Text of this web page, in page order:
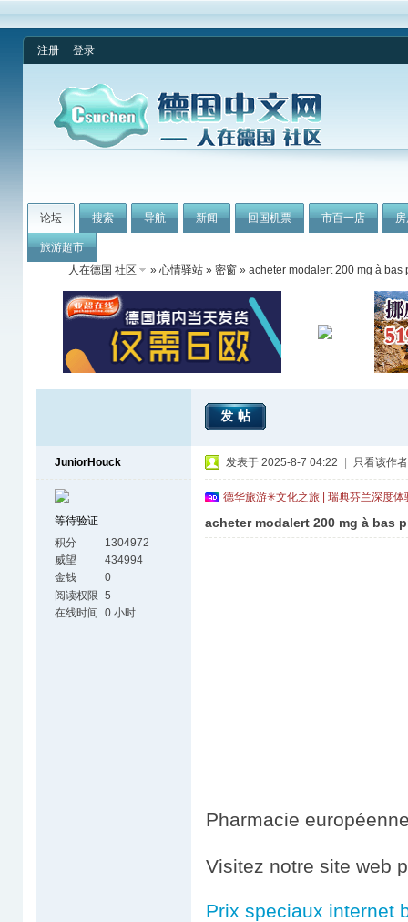
注册 登录
论坛 搜索 导航 新闻 回国机票 市百一店
旅游超市
人在德国 社区
» 心情驿站 » 密窗 » acheter modalert 200 mg à
发帖
JuniorHouck
等待验证
积分
1304972
威望
434994
金钱
0
阅读权限 5
在线时间 0 小时
发表于 2025-8-7 04:22 只看该作者
德华旅游✳文化之旅 | 瑞典芬兰深度
acheter modalert 200 mg à bas
Pharmacie
Visitez notre site web
Prix speciaux internet